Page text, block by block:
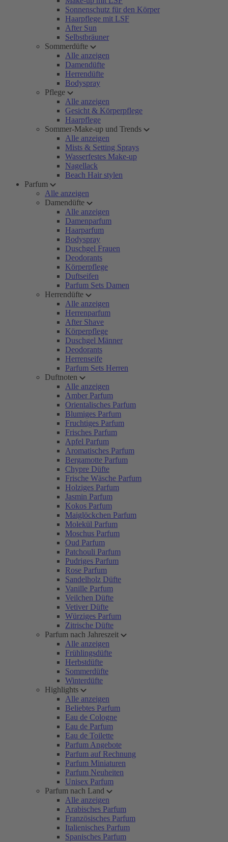
Sonnenschutz für den Körper
Haarpflege mit LSF
After Sun
Selbstbräuner
Sommerdüfte
Alle anzeigen
Damendüfte
Herrendüfte
Bodyspray
Pflege
Alle anzeigen
Gesicht & Körperpflege
Haarpflege
Sommer-Make-up und Trends
Alle anzeigen
Mists & Setting Sprays
Wasserfestes Make-up
Nagellack
Beach Hair stylen
Parfum
Alle anzeigen
Damendüfte
Alle anzeigen
Damenparfum
Haarparfum
Bodyspray
Duschgel Frauen
Deodorants
Körperpflege
Duftseifen
Parfum Sets Damen
Herrendüfte
Alle anzeigen
Herrenparfum
After Shave
Körperpflege
Duschgel Männer
Deodorants
Herrenseife
Parfum Sets Herren
Duftnoten
Alle anzeigen
Amber Parfum
Orientalisches Parfum
Blumiges Parfum
Fruchtiges Parfum
Frisches Parfum
Apfel Parfum
Aromatisches Parfum
Bergamotte Parfum
Chypre Düfte
Frische Wäsche Parfum
Holziges Parfum
Jasmin Parfum
Kokos Parfum
Maiglöckchen Parfum
Molekül Parfum
Moschus Parfum
Oud Parfum
Patchouli Parfum
Pudriges Parfum
Rose Parfum
Sandelholz Düfte
Vanille Parfum
Veilchen Düfte
Vetiver Düfte
Würziges Parfum
Zitrische Düfte
Parfum nach Jahreszeit
Alle anzeigen
Frühlingsdüfte
Herbstdüfte
Sommerdüfte
Winterdüfte
Highlights
Alle anzeigen
Beliebtes Parfum
Eau de Cologne
Eau de Parfum
Eau de Toilette
Parfum Angebote
Parfum auf Rechnung
Parfum Miniaturen
Parfum Neuheiten
Unisex Parfum
Parfum nach Land
Alle anzeigen
Arabisches Parfum
Französisches Parfum
Italienisches Parfum
Spanisches Parfum